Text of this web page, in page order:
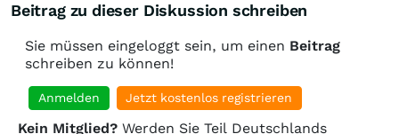
Beitrag zu dieser Diskussion schreiben
Sie müssen eingeloggt sein, um einen Beitrag
schreiben zu können!
Anmelden Jetzt kostenlos registrieren
Kein Mitglied? Werden Sie Teil Deutschlands